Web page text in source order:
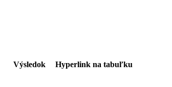
Výsledok Hyperlink na tabuľku